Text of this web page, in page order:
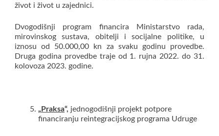
život i život u zajednici.
Dvogodišnji program financira Ministarstvo rada,
mirovinskog sustava, obitelji i socijalne politike, u
iznosu od 50.000,00 kn za svaku godinu provedbe.
Druga godina provedbe traje od 1. rujna 2022. do 31.
kolovoza 2023. godine.
„Praksa“, jednogodišnji projekt potpore
financiranju reintegracijskog programa Udruge